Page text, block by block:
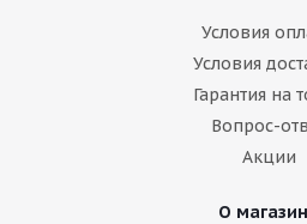
Условия
Условия
Гарантия на
Вопрос-
Акции
О